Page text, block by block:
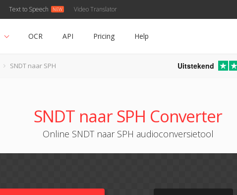
Text to Speech Video Translator
OCR API Pricing Help
SNDT naar SPH Uitstekend
SNDT naar SPH Converter
Online SNDT naar SPH audioconversietool